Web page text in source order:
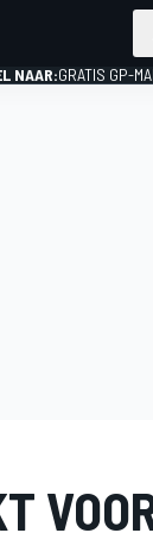
NAAR:GRATIS GP-